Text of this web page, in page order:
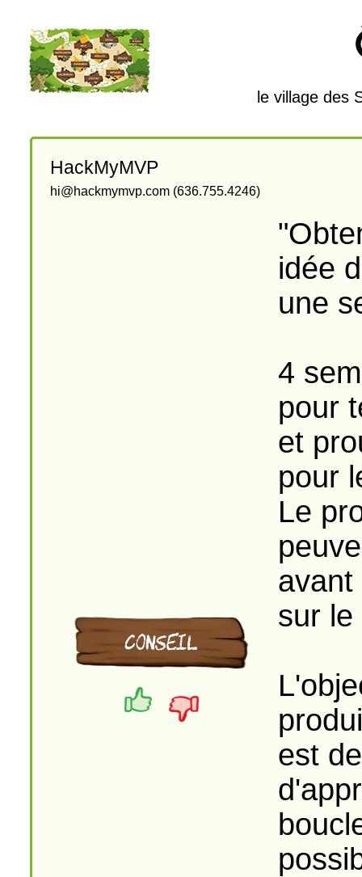
le village des
HackMyMVP
hi@hackmymvp.com (636.755.4246)
idée
une
4
pour
et
pour
Le
avant
sur le
est